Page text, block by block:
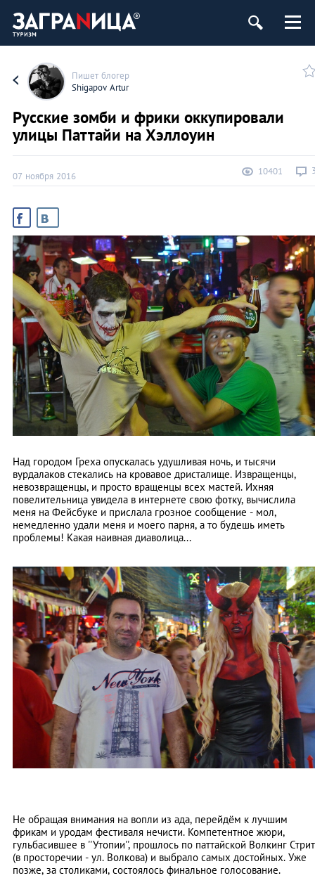
Пишет блогер
Shigapov Artur
Русские зомби и фрики оккупировали
улицы Паттайи на Хэллоуин
07 ноября 2016 10401
Над городом Греха опускалась удушливая ночь, и тысячи
вурдалаков стекались на кровавое дристалище. Извращенцы,
невозвращенцы, и просто вращенцы всех мастей. Ихняя
повелительница увидела в интернете свою фотку, вычислила
меня на Фейсбуке и прислала грозное сообщение - мол,
немедленно удали меня и моего парня, а то будешь иметь
проблемы! Какая наивная диаволица...
Не обращая внимания на вопли из ада, перейдём к лучшим
фрикам и уродам фестиваля нечисти. Компетентное жюри,
гульбасившее в ''Утопии'', прошлось по паттайской Волкинг Стрит
(в просторечии - ул. Волкова) и выбрало самых достойных. Уже
позже, за столиками, состоялось финальное голосование.